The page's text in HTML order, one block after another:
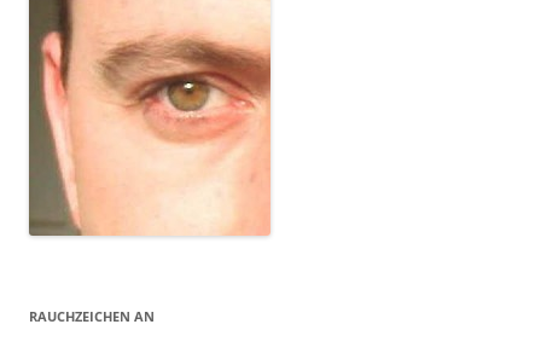
RAUCHZEICHEN AN